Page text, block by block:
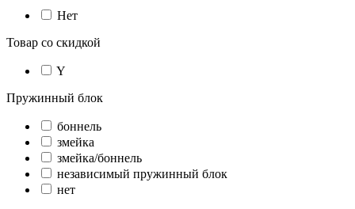
Нет
Товар со скидкой
Y
Пружинный блок
боннель
змейка
змейка/боннель
независимый пружинный блок
нет